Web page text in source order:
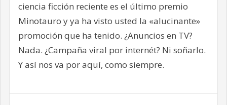
ciencia ficción reciente es el último premio
Minotauro y ya ha visto usted la «alucinante»
promoción que ha tenido. ¿Anuncios en TV?
Nada. ¿Campaña viral por internét? Ni soñarlo.
Y así nos va por aquí, como siempre.